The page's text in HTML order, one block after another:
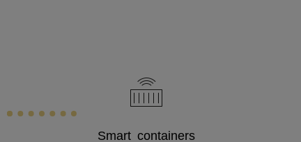
Smart containers